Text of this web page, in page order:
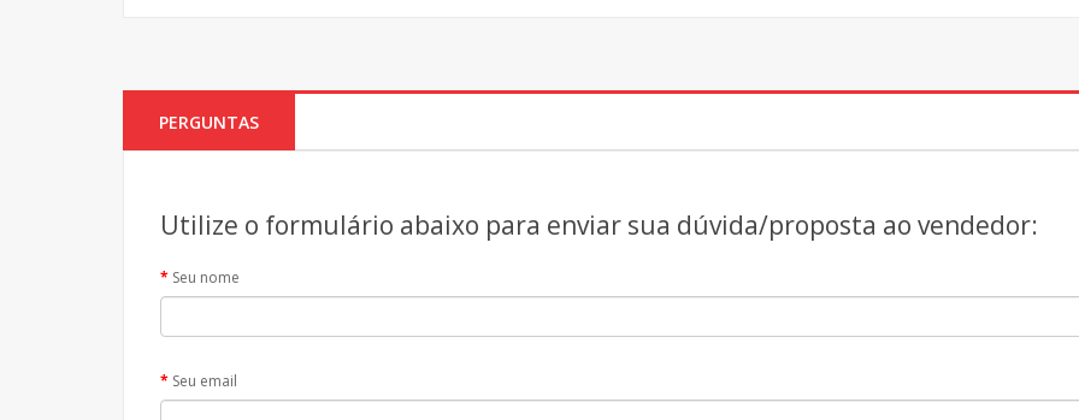
PERGUNTAS
Utilize o formulário abaixo para enviar sua dúvida/proposta ao vendedor:
Seu nome
Seu email